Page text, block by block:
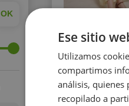
OK
Ese sitio
Utilizamos
compartimos
análisis,
recopilado a